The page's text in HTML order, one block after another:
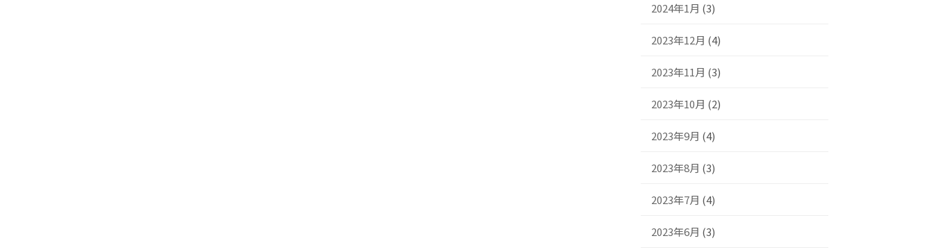
2024年1月 (3)
2023年12月 (4)
2023年11月 (3)
2023年10月 (2)
2023年9月 (4)
2023年8月 (3)
2023年7月 (4)
2023年6月 (3)